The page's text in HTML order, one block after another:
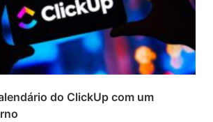
do ClickUp com um